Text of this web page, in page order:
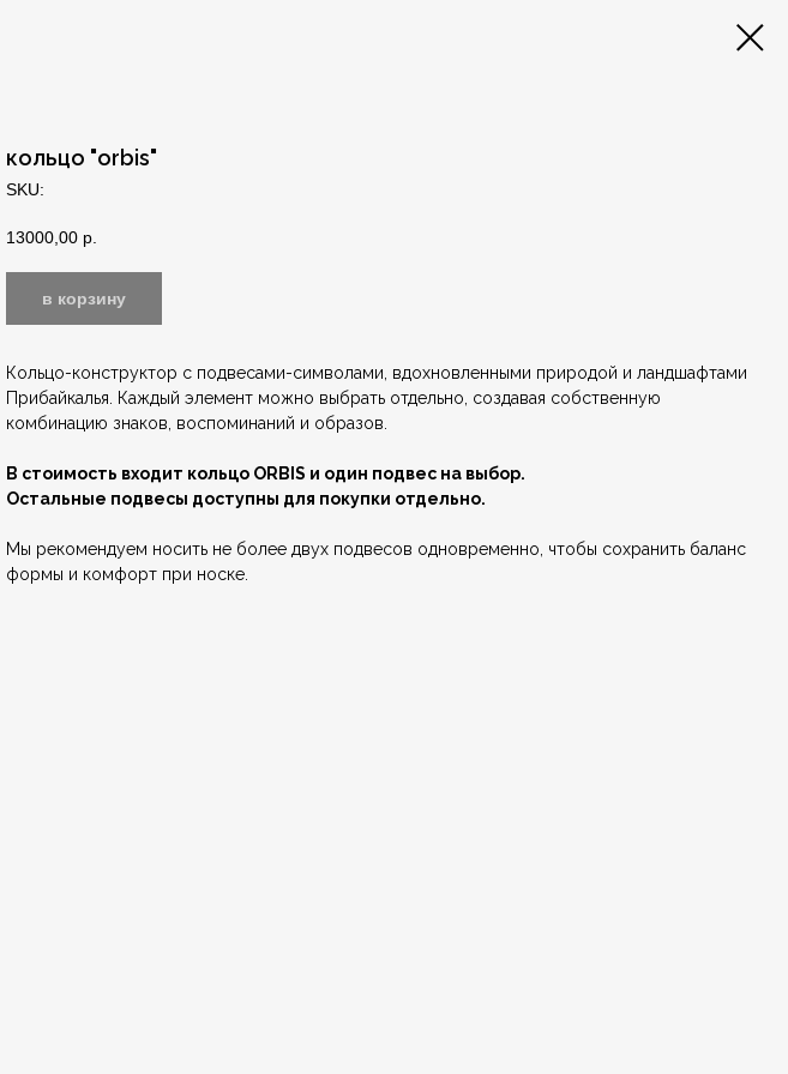
кольцо "orbis"
SKU:
13000,00 р.
в корзину
Кольцо-конструктор с подвесами-символами, вдохновленными природой и ландшафтами
Прибайкалья. Каждый элемент можно выбрать отдельно, создавая собственную
комбинацию знаков, воспоминаний и образов.
В стоимость входит кольцо ORBIS и один подвес на выбор.
Остальные подвесы доступны для покупки отдельно.
Мы рекомендуем носить не более двух подвесов одновременно, чтобы сохранить баланс
формы и комфорт при носке.